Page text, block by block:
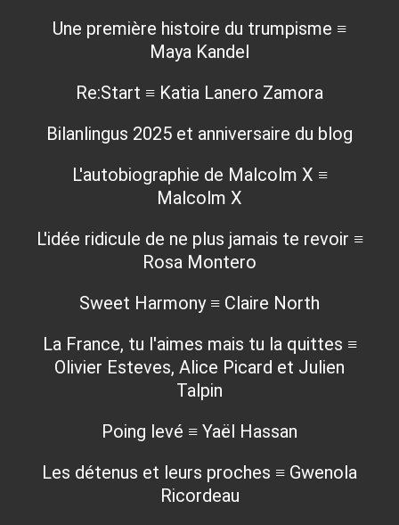
Une première histoire du trumpisme ≡
Maya Kandel
Re:Start ≡ Katia Lanero Zamora
Bilanlingus 2025 et anniversaire du blog
L'autobiographie de Malcolm X ≡
Malcolm X
L'idée ridicule de ne plus jamais te revoir ≡
Rosa Montero
Sweet Harmony ≡ Claire North
La France, tu l'aimes mais tu la quittes ≡
Olivier Esteves, Alice Picard et Julien
Talpin
Poing levé ≡ Yaël Hassan
Les détenus et leurs proches ≡ Gwenola
Ricordeau